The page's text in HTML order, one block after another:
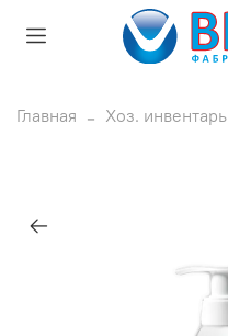
Главная Хоз. инвентарь